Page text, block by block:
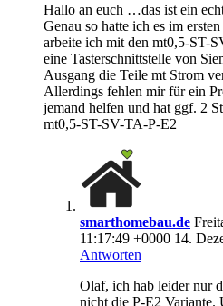
Hallo an euch …das ist ein
Genau so hatte ich es im
arbeite ich mit den mt0,5-ST-
eine Tasterschnittstelle von
Ausgang die Teile mt Strom
Allerdings fehlen mir für ein
jemand helfen und hat ggf. 2
mt0,5-ST-SV-TA-P-E2
smarthomebau.de
11:17:49 +0000 14.
Antworten
Olaf, ich hab leider nur
nicht die P-E2 Variante.